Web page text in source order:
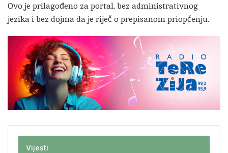
Ovo je prilagođeno za portal, bez administrativnog
jezika i bez dojma da je riječ o prepisanom priopćenju.
Vijesti